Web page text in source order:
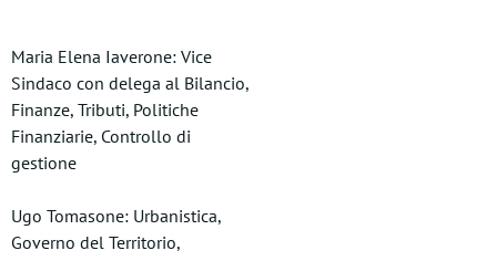
Maria Elena Iaverone: Vice
Sindaco con delega al Bilancio,
Finanze, Tributi, Politiche
Finanziarie, Controllo di
gestione
Ugo Tomasone: Urbanistica,
Governo del Territorio,